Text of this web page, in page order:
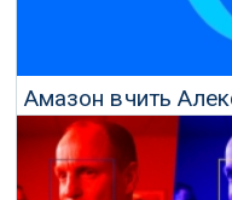
Амазон вчить